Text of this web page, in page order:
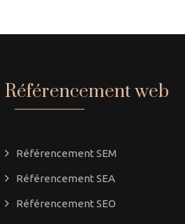
Référencement web
Référencement SEM
Référencement SEA
Référencement SEO